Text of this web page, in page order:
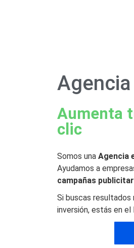
Aumenta
clic
Somos una Agencia
Ayudamos a
campañas
Si buscas
inversión, estás en